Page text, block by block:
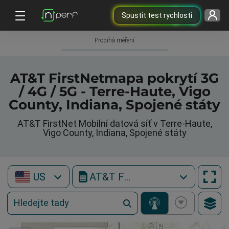
Spustit test rychlosti
Probíhá měření
AT&T FirstNetmapa pokrytí 3G
/ 4G / 5G - Terre-Haute, Vigo
County, Indiana, Spojené státy
AT&T FirstNet Mobilní datová síť v Terre-Haute,
Vigo County, Indiana, Spojené státy
US AT&T FirstNet